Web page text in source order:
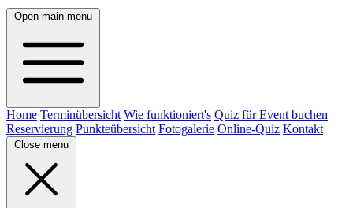
Open main menu
Home Terminübersicht Wie funktioniert's Quiz für Event buchen
Reservierung Punkteübersicht Fotogalerie Online-Quiz Kontakt
Close menu